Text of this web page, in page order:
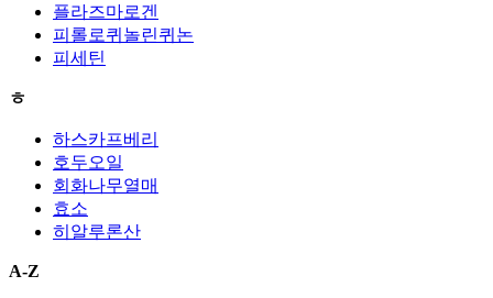
플라즈마로겐
피롤로퀴놀린퀴논
피세틴
ㅎ
하스카프베리
호두오일
회화나무열매
효소
히알루론산
A-Z